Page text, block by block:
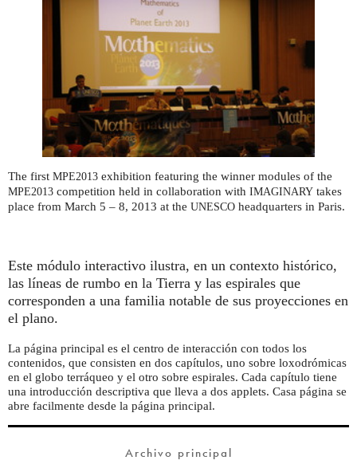
The first MPE2013 exhibition featuring the winner modules of the
MPE2013 competition held in collaboration with IMAGINARY takes
place from March 5 – 8, 2013 at the UNESCO headquarters in Paris.
Este módulo interactivo ilustra, en un contexto histórico,
las líneas de rumbo en la Tierra y las espirales que
corresponden a una familia notable de sus proyecciones en
el plano.
La página principal es el centro de interacción con todos los
contenidos, que consisten en dos capítulos, uno sobre loxodrómicas
en el globo terráqueo y el otro sobre espirales. Cada capítulo tiene
una introducción descriptiva que lleva a dos applets. Casa página se
abre facilmente desde la página principal.
Archivo principal